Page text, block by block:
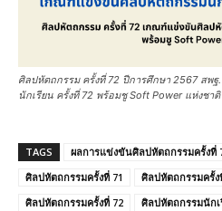
ศิลปหัตถกรรม ครั้งที่ 72 ปีการศึกษา 2567 ส
นักเรียน ครั้งที่ 72 พร้อมชู Soft Power แห่งชาติ
TAGS ผลการแข่งขันศิลปหัตถกรรมครั้งที่
ศิลปหัตถกรรมครั้งที่ 71
ศิลปหัตถกรรมครั้ง
ศิลปหัตถกรรมครั้งที่ 72
ศิลปหัตถกรรมนัก